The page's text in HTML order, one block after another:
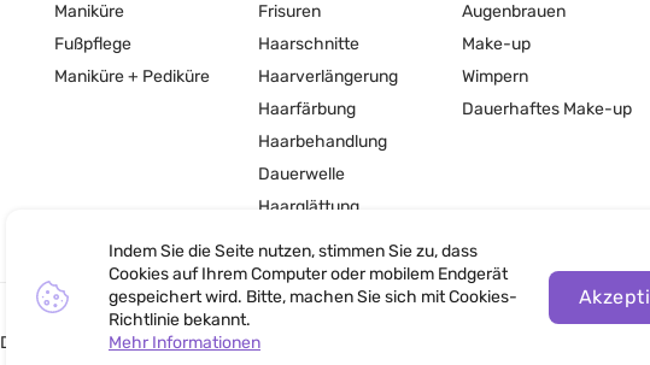
Maniküre
Fußpflege
Maniküre + Pediküre
Frisuren
Haarschnitte
Haarverlängerung
Haarfärbung
Haarbehandlung
Dauerwelle
Haarglättung
Augenbrauen
Make-up
Wimpern
Dauerhaftes Make-up
Datenschutz Nutzungsbedingungen der Website
Indem Sie die Seite nutzen, stimmen Sie zu, dass
Cookies auf Ihrem Computer oder mobilem Endgerät
gespeichert wird. Bitte, machen Sie sich mit Cookies-
Richtlinie bekannt.
Mehr Informationen